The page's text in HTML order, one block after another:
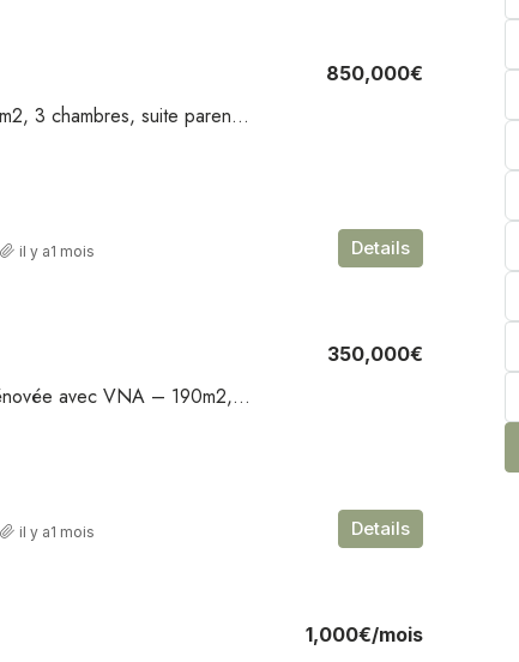
Villa spacieuse – 190m2, 3 chambres, suite parentale, terrasse, piscine – Palmeraie
850,000€
Details
il y a1 mois
Villa contemporaine rénovée avec VNA – 190m2, 5 chambres, piscine, terrasse – Route de Fès
350,000€
Details
il y a1 mois
1,000€/mois